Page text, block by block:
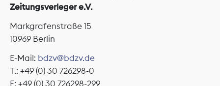
Zeitungsverleger e.V.
Markgrafenstraße 15
10969 Berlin
E-Mail: bdzv@bdzv.de
T.: +49 (0) 30 726298-0
F: +49 (0) 30 726298-299